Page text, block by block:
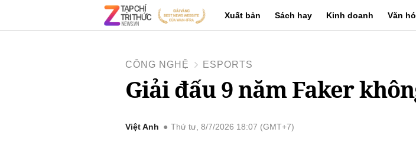
Xuất bản Sách hay Kinh doanh Văn
CÔNG NGHỆ ESPORTS
Giải đấu 9 năm Faker
Việt Anh Thứ tư, 8/7/2026 18:07 (GMT+7)